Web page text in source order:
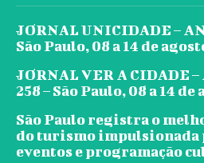
JORNAL UNICIDADE –
São Paulo, 08 a 14 de
JORNAL VER A CIDADE –
258 – São Paulo, 08 a 14
São Paulo registra o
do turismo impulsionada
eventos e programação